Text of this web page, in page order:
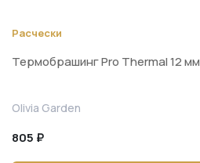
Расчески
Термобрашинг Pro Thermal 12 мм
Olivia Garden
805 ₽